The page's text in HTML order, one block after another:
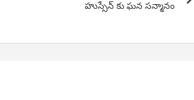
హుస్సేన్ కు ఘ‌న‌ సన్మానం